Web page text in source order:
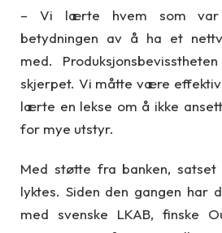
– Vi lærte hvem som var
betydningen av å ha et
med.
skjerpet. Vi måtte være
lærte en lekse om å ikke
for mye utstyr.
Med støtte fra banken, satset
lyktes. Siden den gangen har
med svenske LKAB, finske